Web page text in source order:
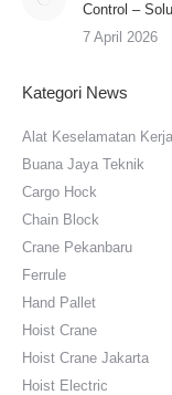
Control –
7 April 2026
Kategori News
Alat Keselamatan Kerja
Buana Jaya Teknik
Cargo Hock
Chain Block
Crane Pekanbaru
Ferrule
Hand Pallet
Hoist Crane
Hoist Crane Jakarta
Hoist Electric